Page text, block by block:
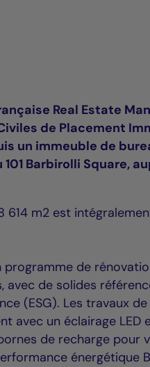
Real Estate
de Placement
un immeuble de
Barbirolli Square,
614 m2 est
programme de
de solides
(ESG). Les travaux
avec un éclairage LED
de recharge pour
énergétique